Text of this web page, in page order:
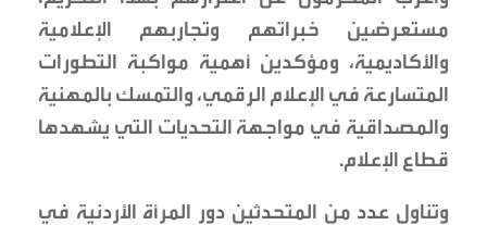
مستعرضين خبراتهم وتجاربهم الإعلامية
والأكاديمية، ومؤكدين أهمية مواكبة التطورات
المتسارعة في الإعلام الرقمي، والتمسك بالمهنية
والمصداقية في مواجهة التحديات التي يشهدها
قطاع الإعلام.
وتناول عدد من المتحدثين دور المرأة الأردنية في